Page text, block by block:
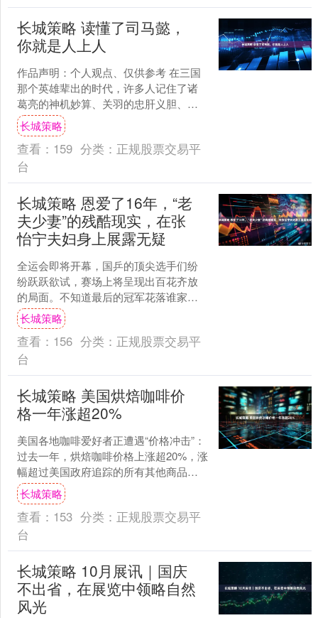
长城策略 读懂了司马懿，
你就是人上人
作品声明：个人观点、仅供参考 在三国
那个英雄辈出的时代，许多人记住了诸
葛亮的神机妙算、关羽的忠肝义胆、曹
操的雄才大略，却往往忽略了司马懿
——这位最终统一三国、奠....
长城策略
查看： 159 分类： 正规股票交易平
台
长城策略 恩爱了16年，“老
夫少妻”的残酷现实，在张
怡宁夫妇身上展露无疑
全运会即将开幕，国乒的顶尖选手们纷
纷跃跃欲试，赛场上将呈现出百花齐放
的局面。不知道最后的冠军花落谁家。
回想当年，张怡宁还未退役时，每当她
出现在比赛中，冠军几乎可....
长城策略
查看： 156 分类： 正规股票交易平
台
长城策略 美国烘焙咖啡价
格一年涨超20%
美国各地咖啡爱好者正遭遇“价格冲击”：
过去一年，烘焙咖啡价格上涨超20%，涨
幅超过美国政府追踪的所有其他商品。
咖啡涨价已影响部分美国人的咖啡消费
习惯——无论是....
长城策略
查看： 153 分类： 正规股票交易平
台
长城策略 10月展讯｜国庆
不出省，在展览中领略自然
风光